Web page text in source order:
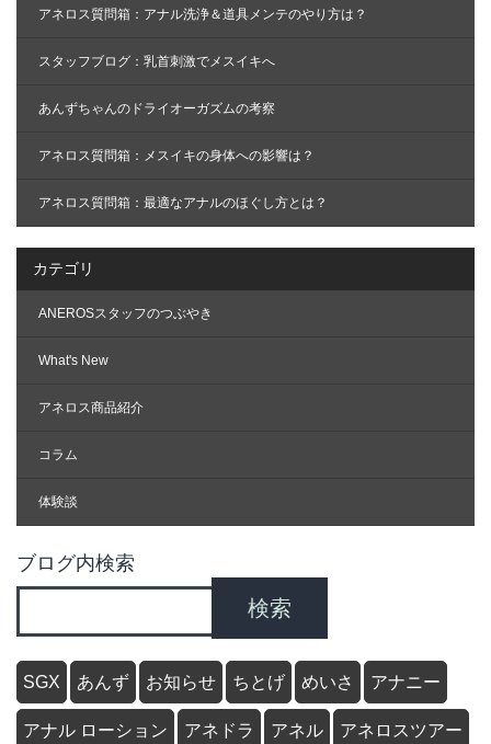
アネロス質問箱：アナル洗浄＆道具メンテのやり方は？
スタッフブログ：乳首刺激でメスイキへ
あんずちゃんのドライオーガズムの考察
アネロス質問箱：メスイキの身体への影響は？
アネロス質問箱：最適なアナルのほぐし方とは？
カテゴリ
ANEROSスタッフのつぶやき
What's New
アネロス商品紹介
コラム
体験談
ブログ内検索
検索
SGX あんず お知らせ ちとげ めいさ アナニー
アナル ローション アネドラ アネル アネロスツアー